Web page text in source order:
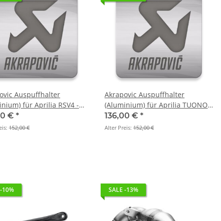
Auspuffhalter
für Aprilia RSV4 -
> 2014 (P-MBA10AL3/A2)
€ *
152,00 €
Akrapovic Auspuffhalter
(Aluminium) für Aprilia TUONO
V4 - BJ. 2011 > 2016 (P-
MBA10AL3/A2)
136,00 € *
Alter Preis: 152,00 €
10% SALE -13%